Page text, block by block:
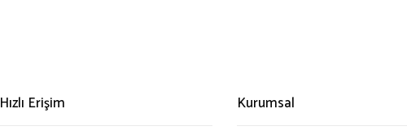
Hızlı Erişim Kurumsal